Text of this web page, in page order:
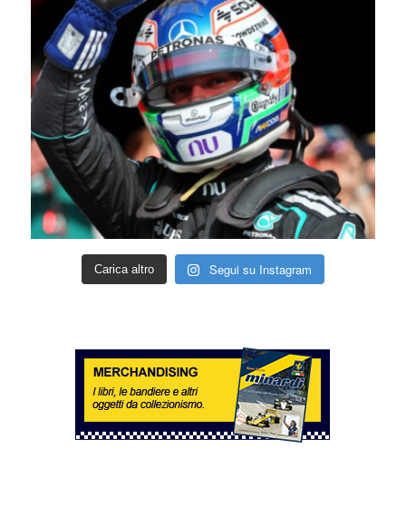
Carica altro Segui su Instagram